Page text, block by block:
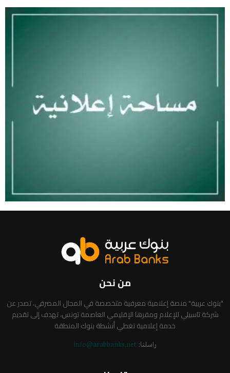
من نحن
"بنوك عربية" منصة إعلامية معرفية متخصصة في المجال المصرفي، تصدر عن
شركة تاسيلي للإعلام ومقرها الإقليمي العاصمة تونس، تهدف إلى تقديم
خدمة إعلامية تغطي أنشطة بنوك المنطقة
راسلنا: info@arabbanks.net